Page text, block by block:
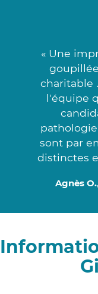
« Une
charitable
l'équipe
sont par
distinctes
Agnès O.